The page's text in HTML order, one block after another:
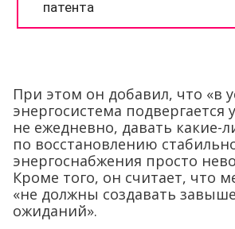
При этом он добавил, что «в
энергосистема подвергается
не ежедневно, давать какие-
по восстановлению
энергоснабжения просто
Кроме того, он считает, что
«не должны создавать
ожиданий».